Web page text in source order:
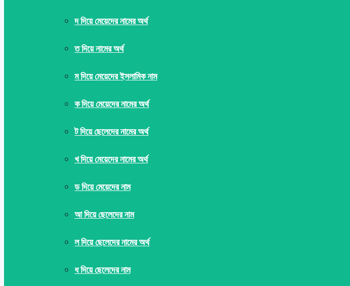
দ দিয়ে মেয়েদের নামের অর্থ
ত দিয়ে নামের অর্থ
ম দিয়ে মেয়েদের ইসলামিক নাম
ক দিয়ে মেয়েদের নামের অর্থ
ট দিয়ে ছেলেদের নামের অর্থ
খ দিয়ে মেয়েদের নামের অর্থ
ড দিয়ে মেয়েদের নাম
আ দিয়ে ছেলেদের নাম
ল দিয়ে ছেলেদের নামের অর্থ
ধ দিয়ে ছেলেদের নাম